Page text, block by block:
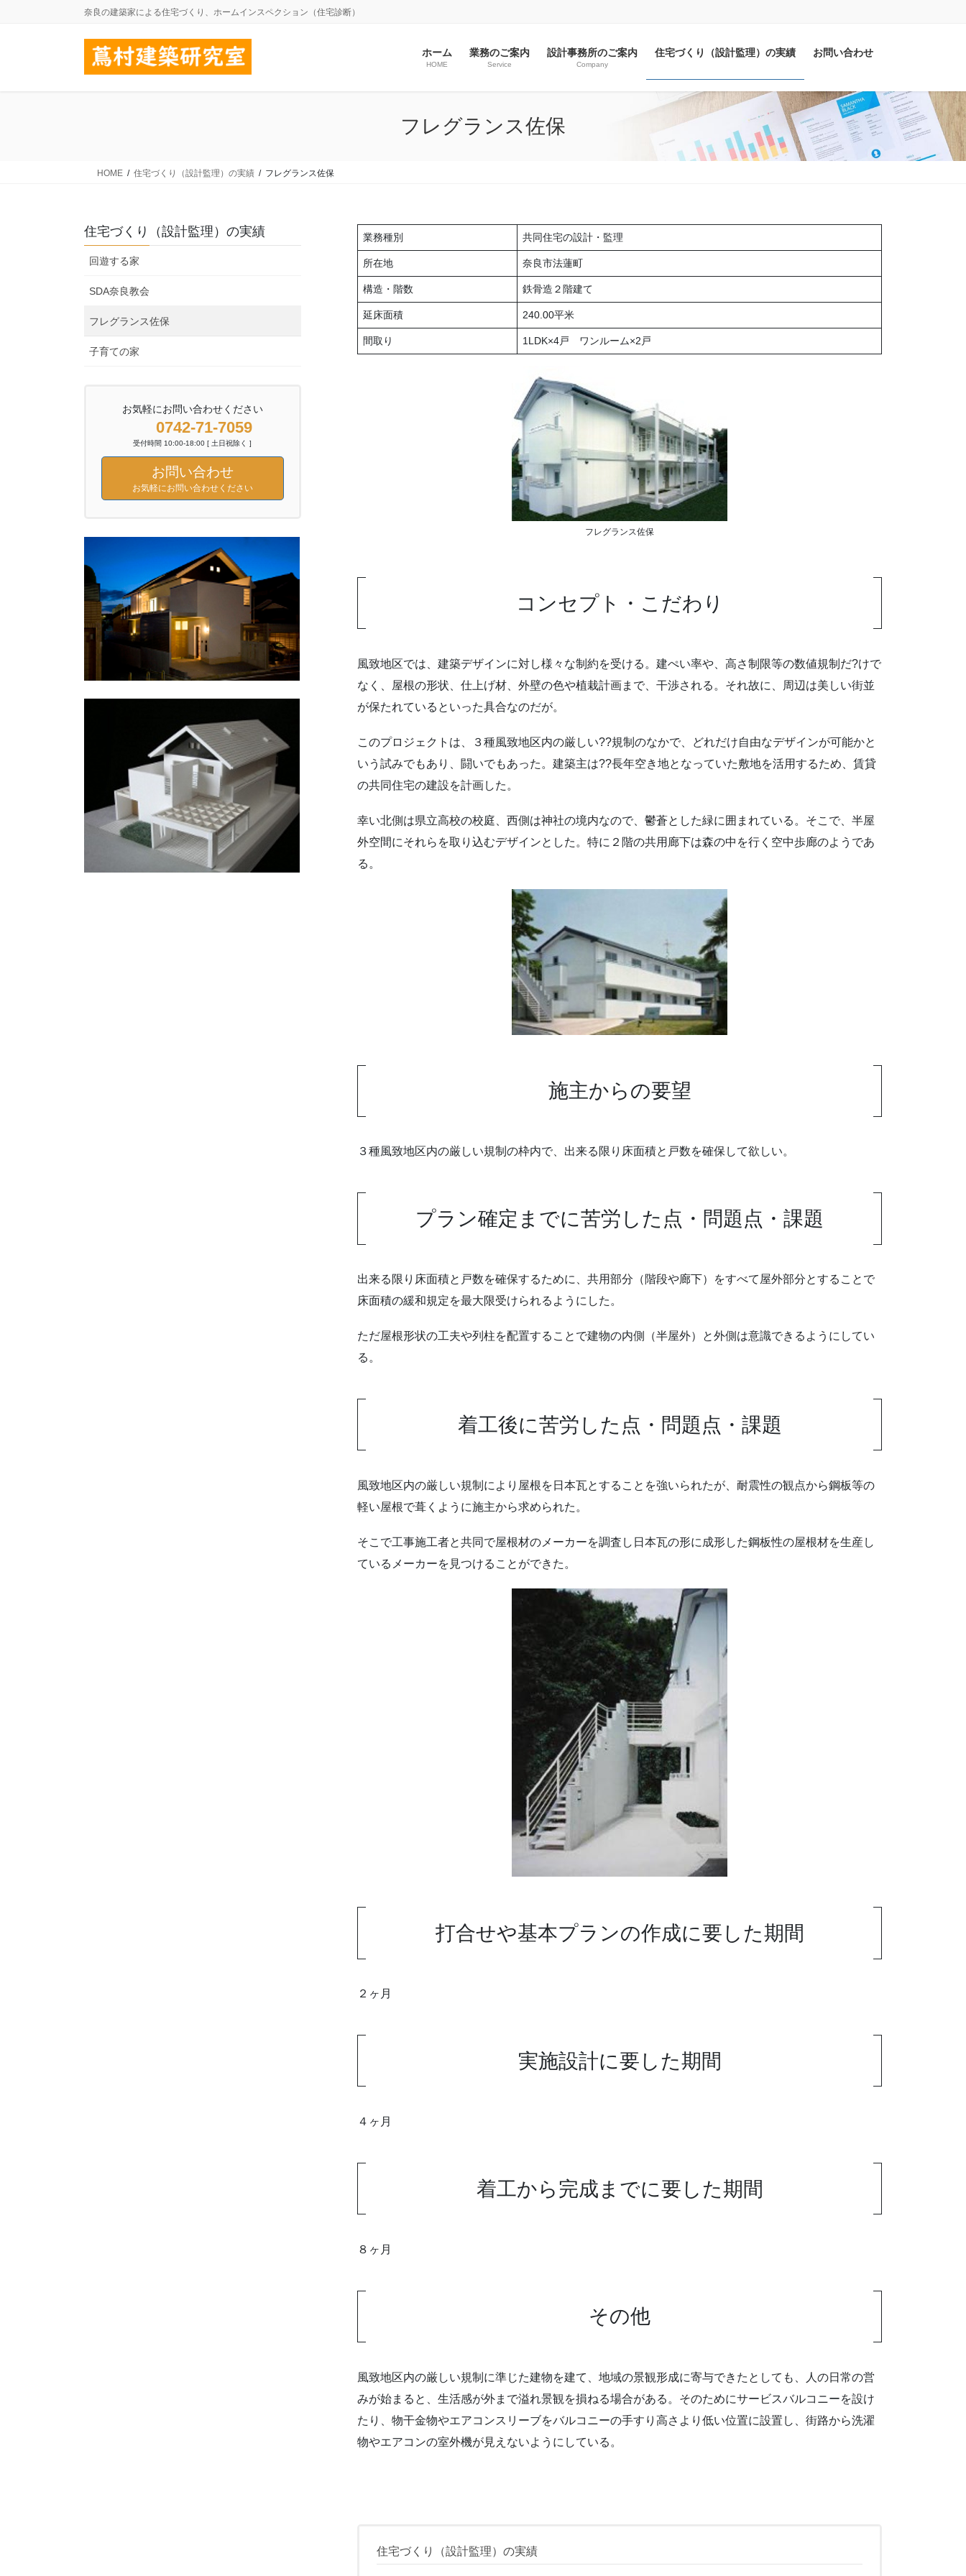
奈良の建築家による住宅づくり、ホームインスペクション（住宅診断）
ホーム
HOME
業務のご案内
Service
設計事務所のご案内
Company
住宅づくり（設計監理）の実績 お問い合わせ
フレグランス佐保
HOME 住宅づくり（設計監理）の実績 フレグランス佐保
業務種別 共同住宅の設計・監理
所在地 奈良市法蓮町
構造・階数 鉄骨造２階建て
延床面積 240.00平米
間取り 1LDK×4戸 ワンルーム×2戸
フレグランス佐保
コンセプト・こだわり
風致地区では、建築デザインに対し様々な制約を受ける。建ぺい率や、高さ制限等の数値規制だ?けで
なく、屋根の形状、仕上げ材、外壁の色や植栽計画まで、干渉される。それ故に、周辺は美しい街並
が保たれているといった具合なのだが。
このプロジェクトは、３種風致地区内の厳しい??規制のなかで、どれだけ自由なデザインが可能かと
いう試みでもあり、闘いでもあった。建築主は??長年空き地となっていた敷地を活用するため、賃貸
の共同住宅の建設を計画した。
幸い北側は県立高校の校庭、西側は神社の境内なので、鬱蒼とした緑に囲まれている。そこで、半屋
外空間にそれらを取り込むデザインとした。特に２階の共用廊下は森の中を行く空中歩廊のようであ
る。
施主からの要望
３種風致地区内の厳しい規制の枠内で、出来る限り床面積と戸数を確保して欲しい。
プラン確定までに苦労した点・問題点・課題
出来る限り床面積と戸数を確保するために、共用部分（階段や廊下）をすべて屋外部分とすることで
床面積の緩和規定を最大限受けられるようにした。
ただ屋根形状の工夫や列柱を配置することで建物の内側（半屋外）と外側は意識できるようにしてい
る。
着工後に苦労した点・問題点・課題
風致地区内の厳しい規制により屋根を日本瓦とすることを強いられたが、耐震性の観点から鋼板等の
軽い屋根で葺くように施主から求められた。
そこで工事施工者と共同で屋根材のメーカーを調査し日本瓦の形に成形した鋼板性の屋根材を生産し
ているメーカーを見つけることができた。
打合せや基本プランの作成に要した期間
２ヶ月
実施設計に要した期間
４ヶ月
着工から完成までに要した期間
８ヶ月
その他
風致地区内の厳しい規制に準じた建物を建て、地域の景観形成に寄与できたとしても、人の日常の営
みが始まると、生活感が外まで溢れ景観を損ねる場合がある。そのためにサービスバルコニーを設け
たり、物干金物やエアコンスリーブをバルコニーの手すり高さより低い位置に設置し、街路から洗濯
物やエアコンの室外機が見えないようにしている。
住宅づくり（設計監理）の実績
住宅づくり（設計監理）の実績
回遊する家
SDA奈良教会
フレグランス佐保
子育ての家
お気軽にお問い合わせください
0742-71-7059
受付時間 10:00-18:00 [ 土日祝除く ]
お問い合わせ
お気軽にお問い合わせください